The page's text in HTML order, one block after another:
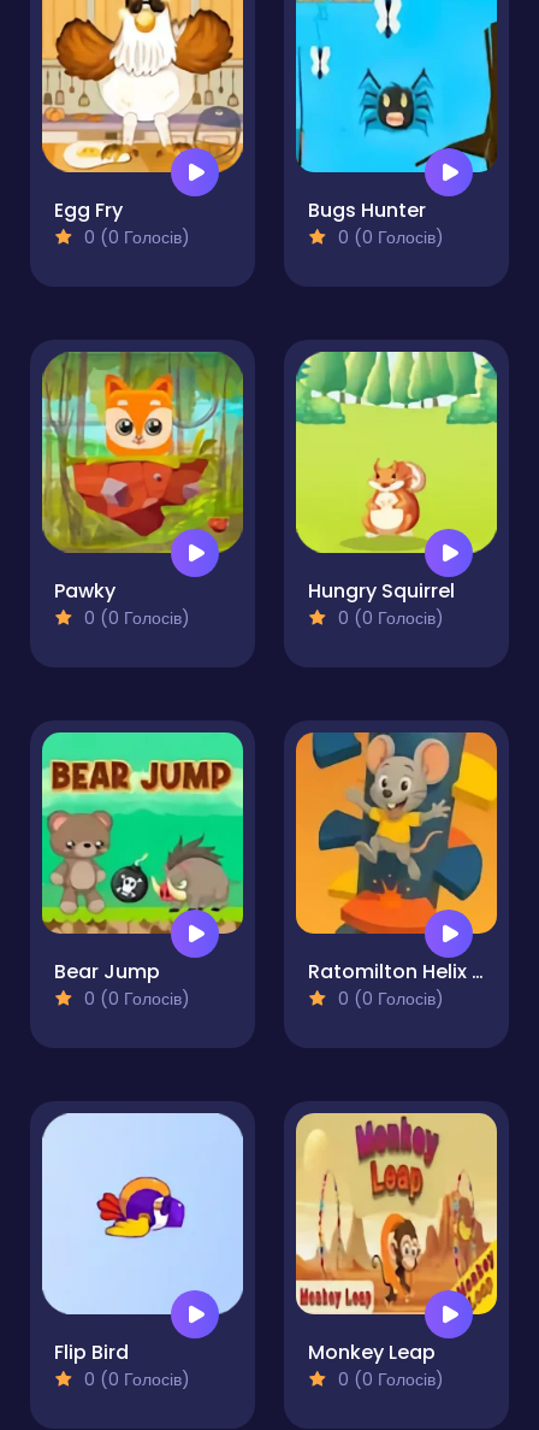
Egg Fry
0 (0 Голосів)
Bugs Hunter
0 (0 Голосів)
Pawky
0 (0 Голосів)
Hungry Squirrel
0 (0 Голосів)
Bear Jump
0 (0 Голосів)
Ratomilton Helix Jump
0 (0 Голосів)
Flip Bird
0 (0 Голосів)
Monkey Leap
0 (0 Голосів)